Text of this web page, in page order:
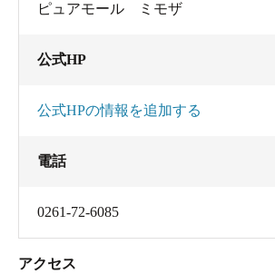
ピュアモール ミモザ
公式HP
公式HPの情報を追加する
電話
0261-72-6085
アクセス